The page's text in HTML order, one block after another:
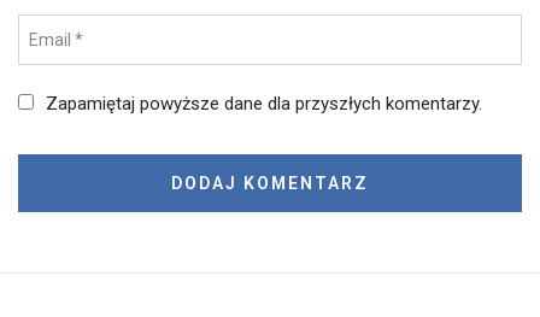
Zapamiętaj powyższe dane dla przyszłych komentarzy.